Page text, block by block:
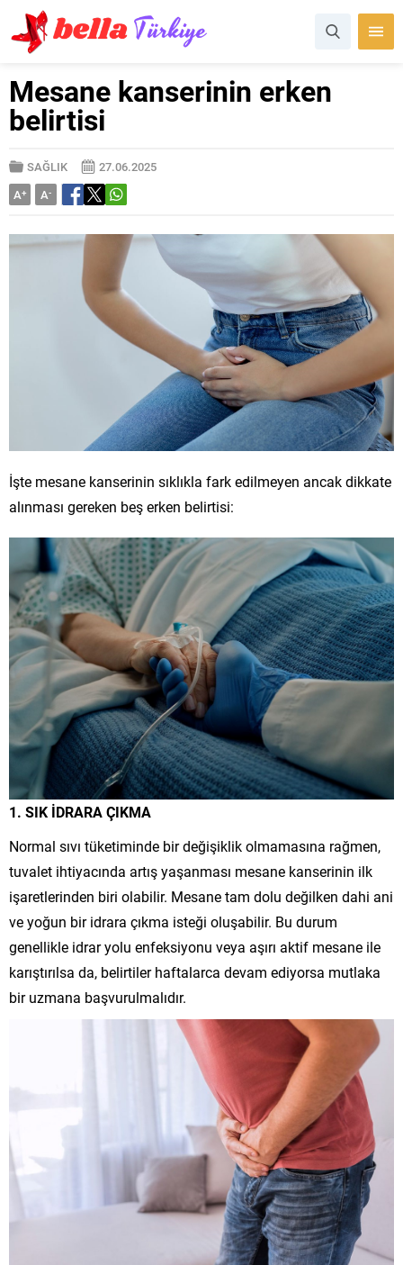
Mesane kanserinin erken
belirtisi
SAĞLIK
27.06.2025
A+ A-
İşte mesane kanserinin sıklıkla fark edilmeyen ancak dikkate
alınması gereken beş erken belirtisi:
1. SIK İDRARA ÇIKMA
Normal sıvı tüketiminde bir değişiklik olmamasına rağmen,
tuvalet ihtiyacında artış yaşanması mesane kanserinin ilk
işaretlerinden biri olabilir. Mesane tam dolu değilken dahi ani
ve yoğun bir idrara çıkma isteği oluşabilir. Bu durum
genellikle idrar yolu enfeksiyonu veya aşırı aktif mesane ile
karıştırılsa da, belirtiler haftalarca devam ediyorsa mutlaka
bir uzmana başvurulmalıdır.